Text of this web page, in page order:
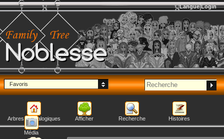
Noblesse
Langue Login
Favoris
Arbres généalogiques Afficher Recherche Histoires
Média